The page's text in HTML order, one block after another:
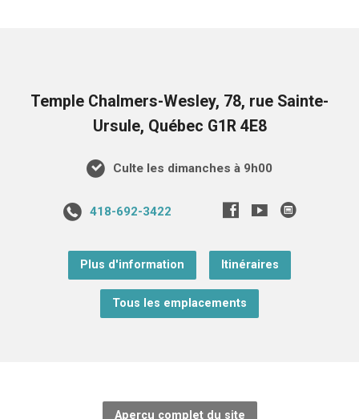
Temple Chalmers-Wesley, 78, rue Sainte-
Ursule, Québec G1R 4E8
Culte les dimanches à 9h00
418-692-3422
Plus d'information Itinéraires
Tous les emplacements
Aperçu complet du site